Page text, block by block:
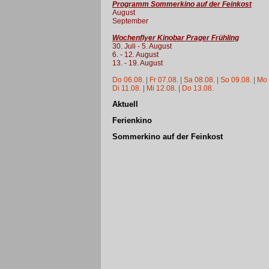
Programm Sommerkino auf der Feinkost
August
September
Wochenflyer Kinobar Prager Frühling
30. Juli - 5. August
6. - 12. August
13. - 19. August
Do 06.08. | Fr 07.08. | Sa 08.08. | So 09.08. | Mo
Di 11.08. | Mi 12.08. | Do 13.08.
Aktuell
Ferienkino
Sommerkino auf der Feinkost